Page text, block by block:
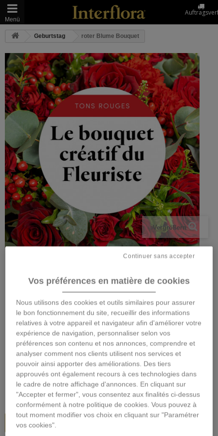
Menü
Geburtstag roter Blume Bouquet
Vergrößern
ROTER BLUME BOUQUET
Beschreibung
49,95 €inkl. MwSt.
Größe
In den Warenkorb
Vos préférences en matière de cookies
Nous utilisons des cookies et outils similaires pour assurer
le bon fonctionnement du site, recueillir des informations
relatives à votre appareil et navigateur afin d'améliorer votre
expérience de navigation, personnaliser selon vos
préférences son contenu et nos annonces, comprendre et
analyser comment nos clients utilisent nos services et
pouvoir ainsi apporter des améliorations. Des tiers
approuvés ont également recours à ces technologies dans
le cadre de notre affichage d'annonces. En cliquant sur
"Accepter et fermer", vous consentez aux finalités ci-dessus
conformément à notre politique de cookies. Vous pouvez à
tout moment modifier vos choix en cliquant sur "Paramétrer
vos cookies".
Continuer sans accepter